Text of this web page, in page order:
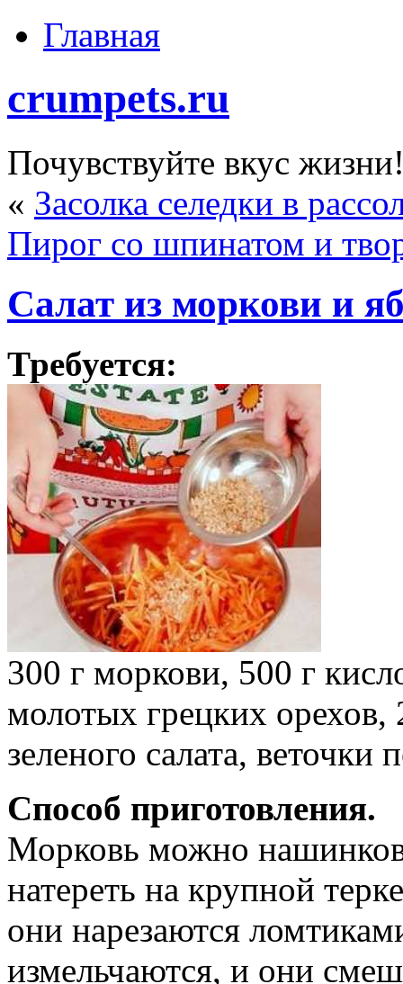
Главная
crumpets.ru
Почувствуйте вкус
« Засолка селедки в
Пирог со шпинатом и
Салат из моркови и
Требуется:
300 г моркови, 500 г
молотых грецких орехов,
зеленого салата, веточки
Способ приготовления.
Морковь можно
натереть на крупной
они нарезаются
измельчаются, и они